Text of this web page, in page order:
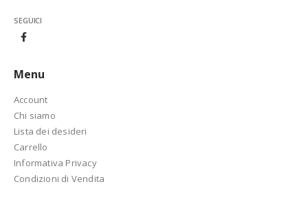
SEGUICI
Menu
Account
Chi siamo
Lista dei desideri
Carrello
Informativa Privacy
Condizioni di Vendita